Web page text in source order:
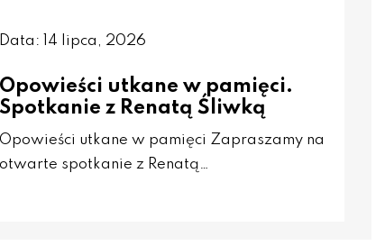
Data: 14 lipca, 2026
Opowieści utkane w pamięci.
Spotkanie z Renatą Śliwką
Opowieści utkane w pamięci Zapraszamy na
otwarte spotkanie z Renatą…